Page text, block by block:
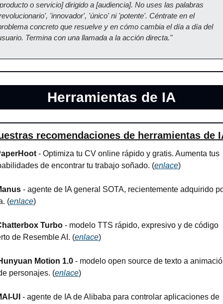
o servicio] dirigido a [audiencia]. No uses las palabras
'innovador', 'único' ni 'potente'. Céntrate en el
concreto que resuelve y en cómo cambia el día a día del
Termina con una llamada a la acción directa."
Herramientas de IA
recomendaciones de herramientas de
- Optimiza tu CV online rápido y gratis. Aumenta tus
de encontrar tu trabajo soñado. (enlace)
- agente de IA general SOTA, recientemente adquirido
(enlace)
Turbo - modelo TTS rápido, expresivo y de código
de Resemble AI. (enlace)
Motion 1.0 - modelo open source de texto a
personajes. (enlace)
UI - agente de IA de Alibaba para controlar aplicaciones de